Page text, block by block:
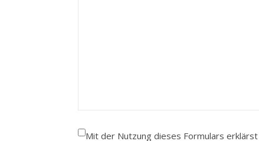
Mit der Nutzung dieses Formulars